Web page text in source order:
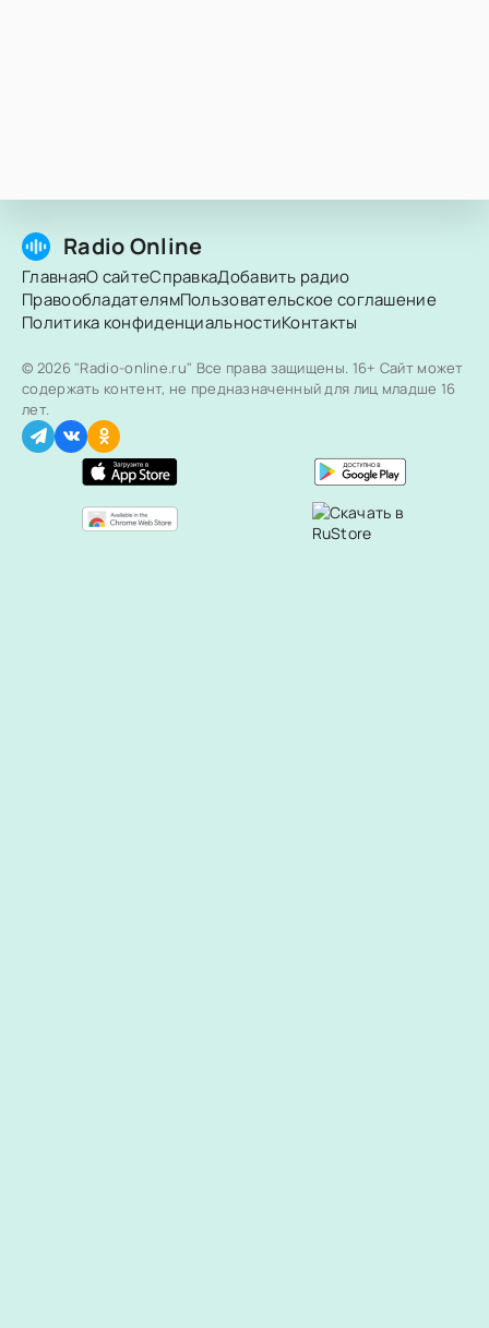
Radio Online
ГлавнаяО сайтеСправкаДобавить радио
ПравообладателямПользовательское соглашение
Политика конфиденциальностиКонтакты
© 2026 "Radio-online.ru" Все права защищены. 16+ Сайт может
содержать контент, не предназначенный для лиц младше 16
лет.